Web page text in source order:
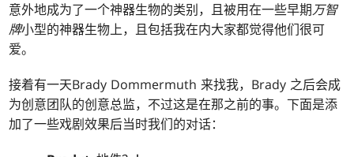
意外地成为了一个神器生物的类别，且被用在一些早期万智
牌小型的神器生物上，且包括我在内大家都觉得他们很可
爱。
接着有一天Brady Dommermuth 来找我，Brady 之后会成
为创意团队的创意总监，不过这是在那之前的事。下面是添
加了一些戏剧效果后当时我们的对话：